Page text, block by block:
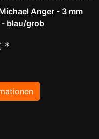
Anger - 3 mm
- blau/grob
*